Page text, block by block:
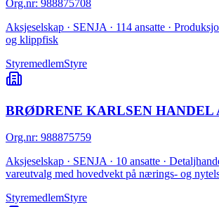
Org.nr: 988875708
Aksjeselskap · SENJA · 114 ansatte ·
og klippfisk
StyremedlemStyre
BRØDRENE KARLSEN HANDEL
Org.nr: 988875759
Aksjeselskap · SENJA · 10 ansatte ·
vareutvalg med hovedvekt på nærings- og
StyremedlemStyre